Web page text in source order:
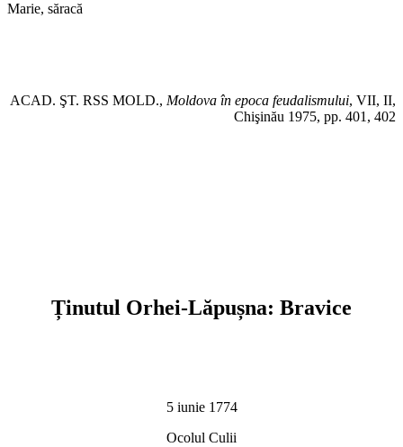
Marie, săracă
ACAD. ŞT. RSS MOLD., Moldova în epoca feudalismului, VII, II,
Chişinău 1975, pp. 401, 402
Ținutul Orhei-Lăpușna: Bravice
5 iunie 1774
Ocolul Culii